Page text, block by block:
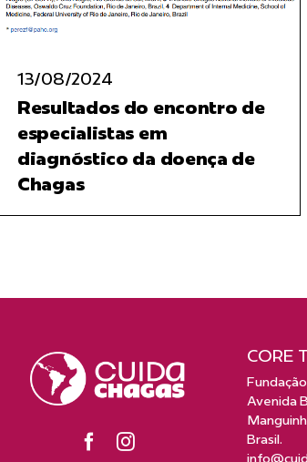
13/08/2024
Resultados do encontro de
especialistas em
diagnóstico da doença de
Chagas
CORE
Avenida
Brasil.